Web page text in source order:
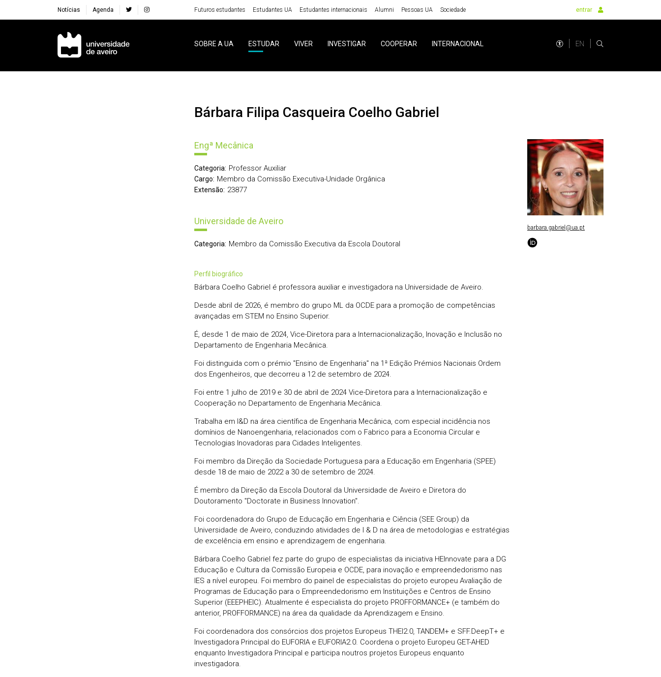
Notícias Agenda Futuros estudantes Estudantes UA Estudantes internacionais Alumni Pessoas UA Sociedade entrar
Navegação Principal
SOBRE A UA ESTUDAR VIVER INVESTIGAR COOPERAR INTERNACIONAL EN
Bárbara Filipa Casqueira Coelho Gabriel
Engª Mecânica
Categoria: Professor Auxiliar
Cargo: Membro da Comissão Executiva-Unidade Orgânica
Extensão: 23877
Universidade de Aveiro
Categoria: Membro da Comissão Executiva da Escola Doutoral
perfil biográfico
Bárbara Coelho Gabriel é professora auxiliar e investigadora na Universidade de Aveiro.
Desde abril de 2026, é membro do grupo ML da OCDE para a promoção de competências
avançadas em STEM no Ensino Superior.
É, desde 1 de maio de 2024, Vice-Diretora para a Internacionalização, Inovação e Inclusão no
Departamento de Engenharia Mecânica.
Foi distinguida com o prémio "Ensino de Engenharia" na 1ª Edição Prémios Nacionais Ordem
dos Engenheiros, que decorreu a 12 de setembro de 2024.
Foi entre 1 julho de 2019 e 30 de abril de 2024 Vice-Diretora para a Internacionalização e
Cooperação no Departamento de Engenharia Mecânica.
Trabalha em I&D na área científica de Engenharia Mecânica, com especial incidência nos
domínios de Nanoengenharia, relacionados com o Fabrico para a Economia Circular e
Tecnologias Inovadoras para Cidades Inteligentes.
Foi membro da Direção da Sociedade Portuguesa para a Educação em Engenharia (SPEE)
desde 18 de maio de 2022 a 30 de setembro de 2024.
É membro da Direção da Escola Doutoral da Universidade de Aveiro e Diretora do
Doutoramento "Doctorate in Business Innovation".
Foi coordenadora do Grupo de Educação em Engenharia e Ciência (SEE Group) da
Universidade de Aveiro, conduzindo atividades de I & D na área de metodologias e estratégias
de excelência em ensino e aprendizagem de engenharia.
Bárbara Coelho Gabriel fez parte do grupo de especialistas da iniciativa HEInnovate para a DG
Educação e Cultura da Comissão Europeia e OCDE, para inovação e empreendedorismo nas
IES a nível europeu. Foi membro do painel de especialistas do projeto europeu Avaliação de
Programas de Educação para o Empreendedorismo em Instituições e Centros de Ensino
Superior (EEEPHEIC). Atualmente é especialista do projeto PROFFORMANCE+ (e também do
anterior, PROFFORMANCE) na área da qualidade da Aprendizagem e Ensino.
Foi coordenadora dos consórcios dos projetos Europeus THEI2.0, TANDEM+ e SFF.DeepT+ e
Investigadora Principal do EUFORIA e EUFORIA2.0. Coordena o projeto Europeu GET-AHED
enquanto Investigadora Principal e participa noutros projetos Europeus enquanto
investigadora.
barbara.gabriel@ua.pt